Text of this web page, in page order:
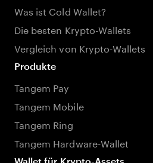
Was ist Cold Wallet?
Die besten Krypto-Wallets
Vergleich von Krypto-Wallets
Produkte
Tangem Pay
Tangem Mobile
Tangem Ring
Tangem Hardware-Wallet